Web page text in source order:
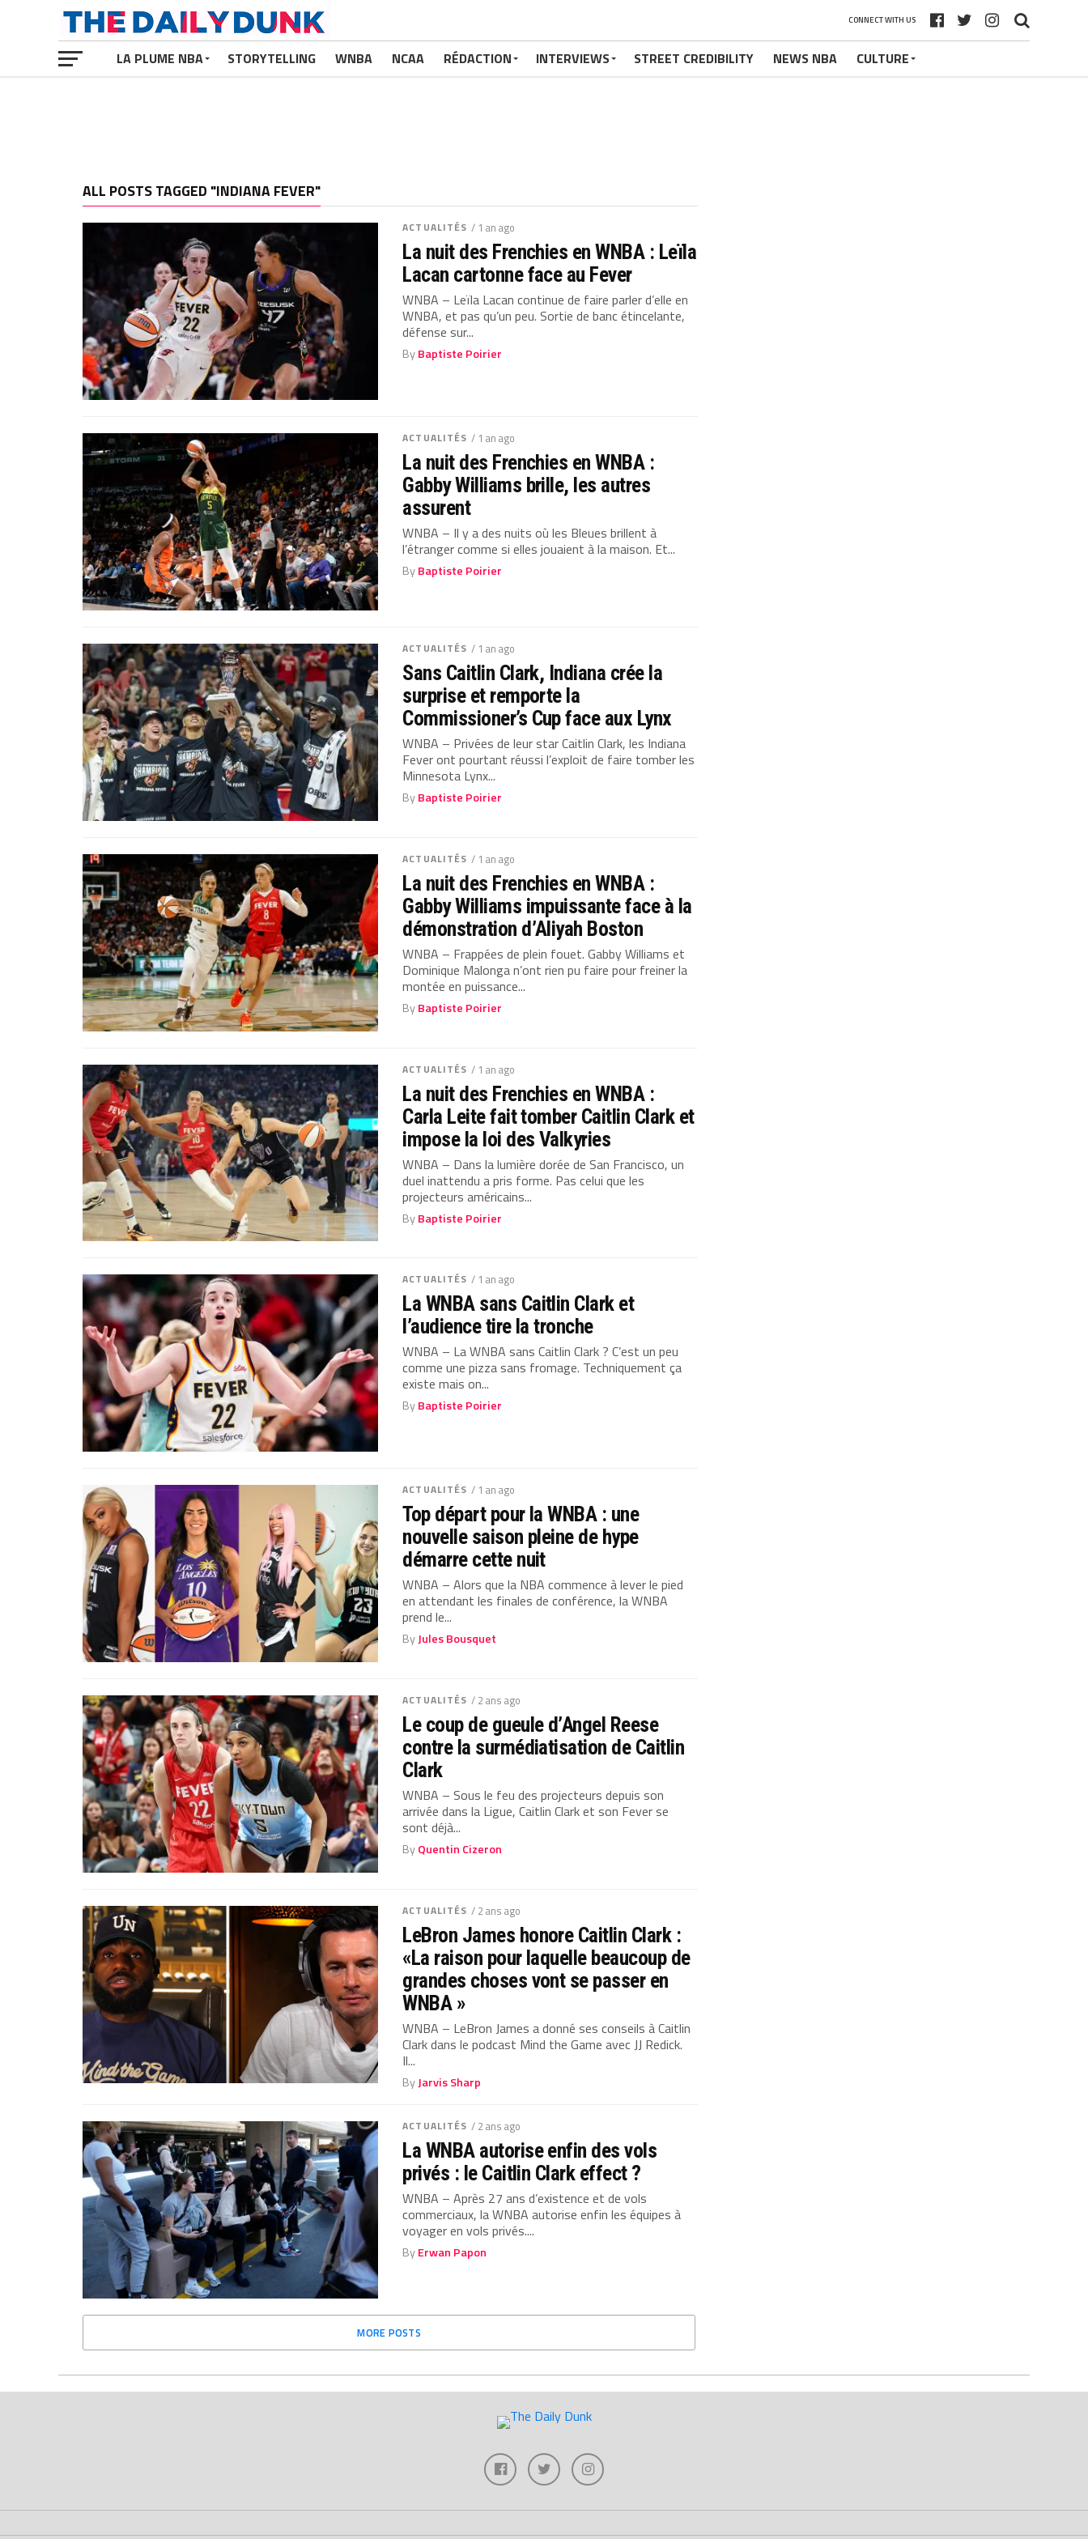
CONNECT WITH US
LA PLUME NBA STORYTELLING WNBA NCAA RÉDACTION INTERVIEWS STREET CREDIBILITY NEWS NBA CULTURE
ALL POSTS TAGGED "INDIANA FEVER"
ACTUALITÉS / 1 an ago
La nuit des Frenchies en WNBA : Leïla
Lacan cartonne face au Fever
WNBA – Leïla Lacan continue de faire parler d’elle en
WNBA, et pas qu’un peu. Sortie de banc étincelante,
défense sur...
ByBaptiste Poirier
ACTUALITÉS / 1 an ago
La nuit des Frenchies en WNBA :
Gabby Williams brille, les autres
assurent
WNBA – Il y a des nuits où les Bleues brillent à
l’étranger comme si elles jouaient à la maison. Et...
ByBaptiste Poirier
ACTUALITÉS / 1 an ago
Sans Caitlin Clark, Indiana crée la
surprise et remporte la
Commissioner’s Cup face aux Lynx
WNBA – Privées de leur star Caitlin Clark, les Indiana
Fever ont pourtant réussi l’exploit de faire tomber les
Minnesota Lynx...
ByBaptiste Poirier
ACTUALITÉS / 1 an ago
La nuit des Frenchies en WNBA :
Gabby Williams impuissante face à la
démonstration d’Aliyah Boston
WNBA – Frappées de plein fouet. Gabby Williams et
Dominique Malonga n’ont rien pu faire pour freiner la
montée en puissance...
ByBaptiste Poirier
ACTUALITÉS / 1 an ago
La nuit des Frenchies en WNBA :
Carla Leite fait tomber Caitlin Clark et
impose la loi des Valkyries
WNBA – Dans la lumière dorée de San Francisco, un
duel inattendu a pris forme. Pas celui que les
projecteurs américains...
ByBaptiste Poirier
ACTUALITÉS / 1 an ago
La WNBA sans Caitlin Clark et
l’audience tire la tronche
WNBA – La WNBA sans Caitlin Clark ? C’est un peu
comme une pizza sans fromage. Techniquement ça
existe mais on...
ByBaptiste Poirier
ACTUALITÉS / 1 an ago
Top départ pour la WNBA : une
nouvelle saison pleine de hype
démarre cette nuit
WNBA – Alors que la NBA commence à lever le pied
en attendant les finales de conférence, la WNBA
prend le...
ByJules Bousquet
ACTUALITÉS / 2 ans ago
Le coup de gueule d’Angel Reese
contre la surmédiatisation de Caitlin
Clark
WNBA – Sous le feu des projecteurs depuis son
arrivée dans la Ligue, Caitlin Clark et son Fever se
sont déjà...
ByQuentin Cizeron
ACTUALITÉS / 2 ans ago
LeBron James honore Caitlin Clark :
«La raison pour laquelle beaucoup de
grandes choses vont se passer en
WNBA »
WNBA – LeBron James a donné ses conseils à Caitlin
Clark dans le podcast Mind the Game avec JJ Redick.
Il...
ByJarvis Sharp
ACTUALITÉS / 2 ans ago
La WNBA autorise enfin des vols
privés : le Caitlin Clark effect ?
WNBA – Après 27 ans d’existence et de vols
commerciaux, la WNBA autorise enfin les équipes à
voyager en vols privés....
ByErwan Papon
MORE POSTS